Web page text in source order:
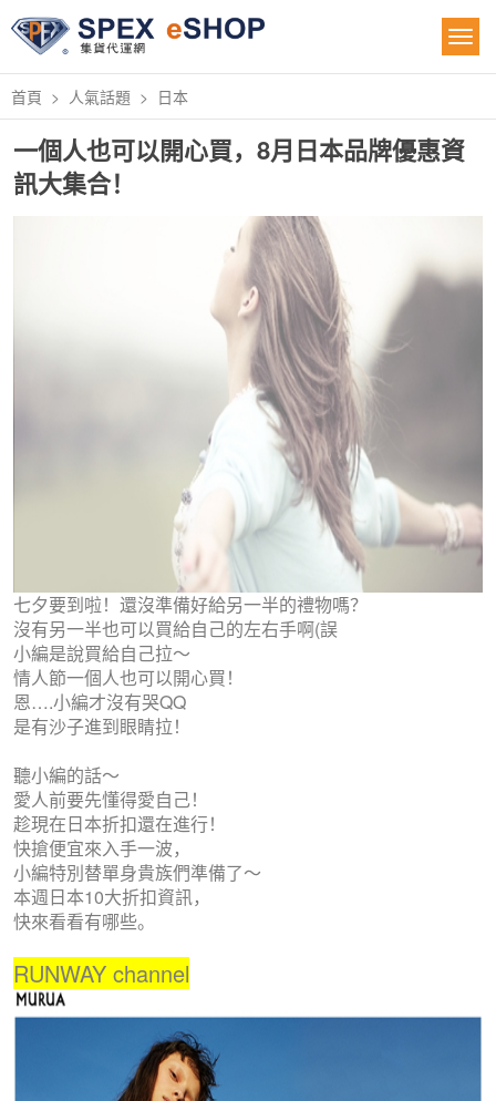
首頁 人氣話題 日本
一個人也可以開心買，8月日本品牌優惠資
訊大集合！
七夕要到啦！還沒準備好給另一半的禮物嗎？
沒有另一半也可以買給自己的左右手啊(誤
小編是說買給自己拉～
情人節一個人也可以開心買！
恩….小編才沒有哭QQ
是有沙子進到眼睛拉！
聽小編的話～
愛人前要先懂得愛自己！
趁現在日本折扣還在進行！
快搶便宜來入手一波，
小編特別替單身貴族們準備了～
本週日本10大折扣資訊，
快來看看有哪些。
RUNWAY channel